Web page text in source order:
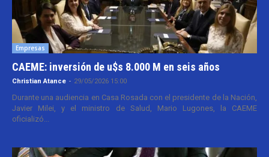
Empresas
CAEME: inversión de u$s 8.000 M en seis años
Christian Atance - 29/05/2026 15:00
Durante una audiencia en Casa Rosada con el presidente de la Nación,
Javier Milei, y el ministro de Salud, Mario Lugones, la CAEME
oficializó...